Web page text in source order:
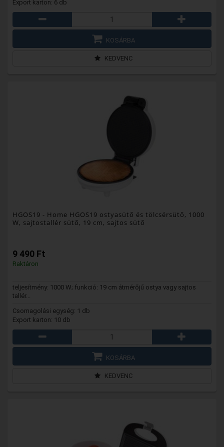
Export karton: 6 db
KOSÁRBA
KEDVENC
HGOS19 - Home HGOS19 ostyasütő és tölcsérsütő, 1000
W, sajtostallér sütő, 19 cm, sajtos sütő
9 490 Ft
Raktáron
teljesítmény: 1000 W; funkció: 19 cm átmérőjű ostya vagy sajtos
tallér...
Csomagolási egység: 1 db
Export karton: 10 db
KOSÁRBA
KEDVENC